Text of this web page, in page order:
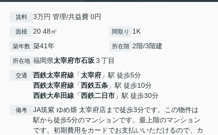
賃料 3万円 管理/共益費 0円
面積 20.48㎡ 間取り 1K
築年数 築41年 所在階 2階/3階建
所在地 福岡県太宰府市石坂３丁目
交通 西鉄太宰府線 「太宰府 」駅 徒歩5分
西鉄太宰府線 「西鉄五条 」駅 徒歩10分
西鉄大牟田線 「西鉄二日市 」駅 徒歩30分
備考
JA筑紫 ゆめ畑 太宰府店まで徒歩3分です。この物件は
駅から徒歩5分のマンションです。最上階のマンション
です。初期費用をカードでお支払いいただけるので、カ